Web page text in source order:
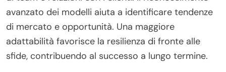
avanzato dei modelli aiuta a identificare tendenze
di mercato e opportunità. Una maggiore
adattabilità favorisce la resilienza di fronte alle
sfide, contribuendo al successo a lungo termine.